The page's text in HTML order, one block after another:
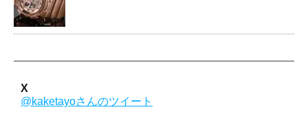
X
@kaketayoさんのツイート